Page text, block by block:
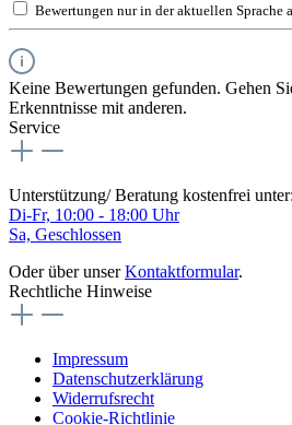
Bewertungen nur in der aktuellen Sprache
Keine Bewertungen gefunden. Gehen
Erkenntnisse mit anderen.
Service
Unterstützung/ Beratung kostenfrei unter:
Di-Fr, 10:00 - 18:00 Uhr
Sa, Geschlossen
Oder über unserKontaktformular.
Rechtliche Hinweise
Impressum
Datenschutzerklärung
Widerrufsrecht
Cookie-Richtlinie